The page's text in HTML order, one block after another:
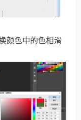
颜色中的色相滑